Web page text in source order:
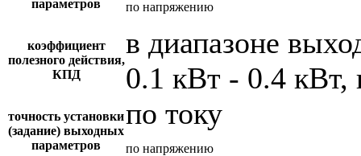
параметров
по напряжению
коэффициент
полезного действия,
КПД
в диапазоне
0.1 кВт - 0.4 кВт,
точность установки
(задание) выходных
параметров
по току
по напряжению